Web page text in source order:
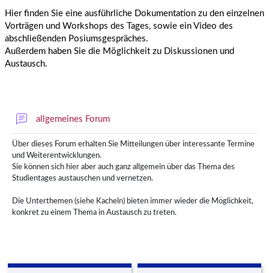
Hier finden Sie eine ausführliche Dokumentation zu den einzelnen
Vorträgen und Workshops des Tages, sowie ein Video des
abschließenden Posiumsgespräches.
Außerdem haben Sie die Möglichkeit zu Diskussionen und
Austausch.
allgemeines Forum
Über dieses Forum erhalten Sie Mitteilungen über interessante Termine
und Weiterentwicklungen.
Sie können sich hier aber auch ganz allgemein über das Thema des
Studientages austauschen und vernetzen.
Die Unterthemen (siehe Kacheln) bieten immer wieder die Möglichkeit,
konkret zu einem Thema in Austausch zu treten.